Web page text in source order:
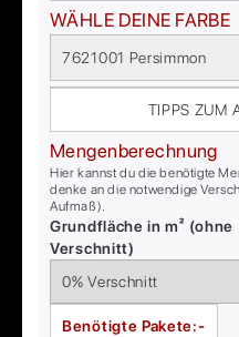
WÄHLE DEINE FARBE
7621001 Persimmon
TIPPS ZUM
Mengenberechnung
Hier kannst du die benötigte
denke an die notwendige
Aufmaß).
Grundfläche in m² (ohne
Verschnitt)
Benötigte Pakete:-